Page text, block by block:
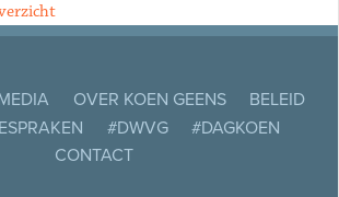
OVER KOEN GEENS
BELEID
#DWVG
#DAGKOEN
CONTACT